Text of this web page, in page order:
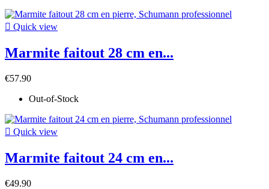
 Quick view
Marmite faitout 28 cm en...
€57.90
Out-of-Stock
 Quick view
Marmite faitout 24 cm en...
€49.90